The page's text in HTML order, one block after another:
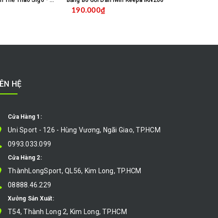
190.000₫
HỆ
Cửa Hàng 1:
Uni Sport - 126 - Hùng Vương, Ngãi Giao, TP.HCM
0993.033.099
Cửa Hàng 2:
ThànhLongSport, QL56, Kim Long, TP.HCM
08888.46.229
Xưởng Sản Xuất:
T54, Thành Long 2, Kim Long, TP.HCM